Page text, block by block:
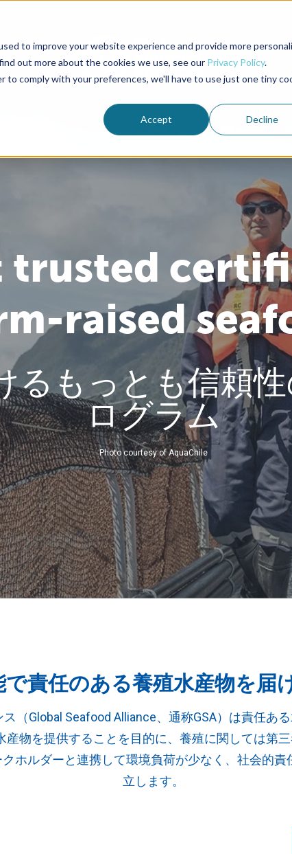
to improve your website experience and provide more
out more about the cookies we use, see our Privacy Policy.
comply with your preferences, we'll have to use just one tiny
Accept Decline
trusted
raised
るもっとも信頼
ログラム
Photo courtesy of AquaChile
で責任のある養殖水産物を届
（Global Seafood Alliance、通称GSA）は責任あ
産物を提供することを目的に、養殖に関しては第
ホルダーと連携して環境負荷が少なく、社会的
立します。